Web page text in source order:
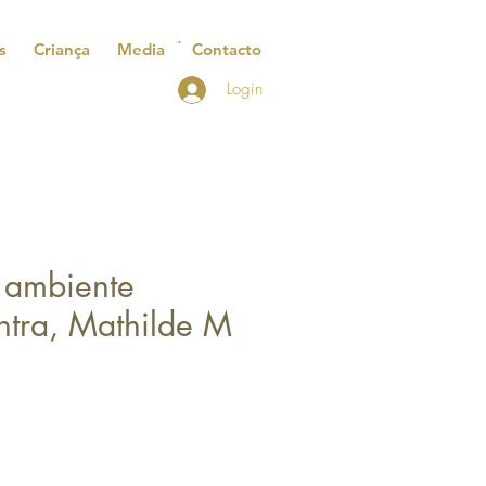
Criança Media Contacto
Login
Mathilde M